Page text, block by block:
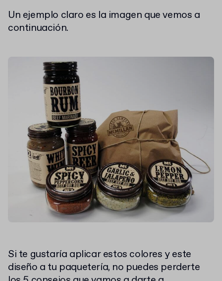
Un ejemplo claro es la imagen que vemos a
continuación.
Si te gustaría aplicar estos colores y este
diseño a tu paquetería, no puedes perderte